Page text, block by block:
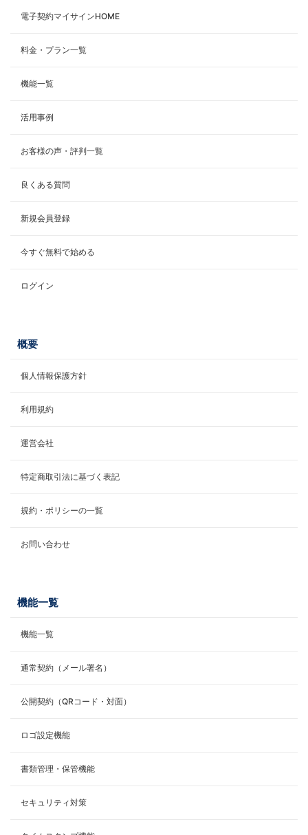
電子契約マイサインHOME
料金・プラン一覧
機能一覧
活用事例
お客様の声・評判一覧
良くある質問
新規会員登録
今すぐ無料で始める
ログイン
概要
個人情報保護方針
利用規約
運営会社
特定商取引法に基づく表記
規約・ポリシーの一覧
お問い合わせ
機能一覧
機能一覧
通常契約（メール署名）
公開契約（QRコード・対面）
ロゴ設定機能
書類管理・保管機能
セキュリティ対策